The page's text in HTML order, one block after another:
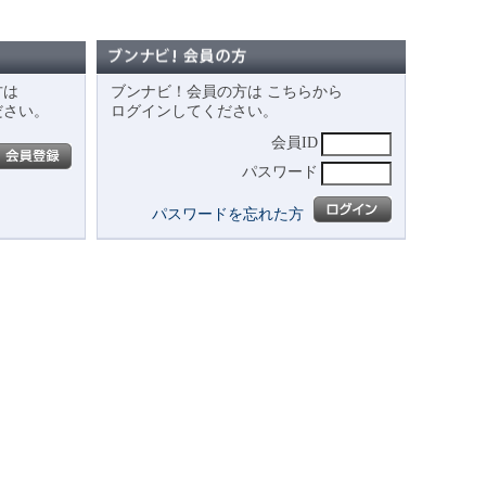
い。
ブンナビ！会員の方は こちらから
ログインしてください。
会員ID
パスワード
パスワードを忘れた方